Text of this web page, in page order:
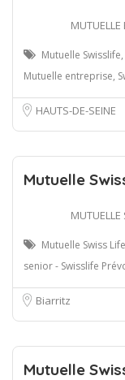
MUTUELLE
Mutuelle
Mutuelle entreprise,
HAUTS-DE-SEINE
Mutuelle
MUTUELLE
Mutuelle Swiss
senior - Swisslife
Biarritz
Mutuelle